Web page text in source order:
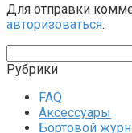
Для отправки
авторизоваться.
Рубрики
FAQ
Аксессуары
Бортовой